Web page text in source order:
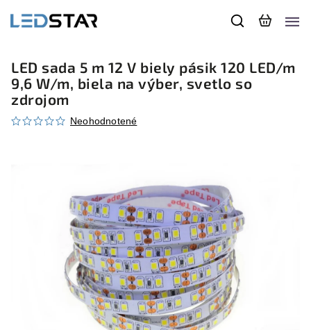
LED sada 5 m 12 V biely pásik 120 LED/m
9,6 W/m, biela na výber, svetlo so
zdrojom
Neohodnotené